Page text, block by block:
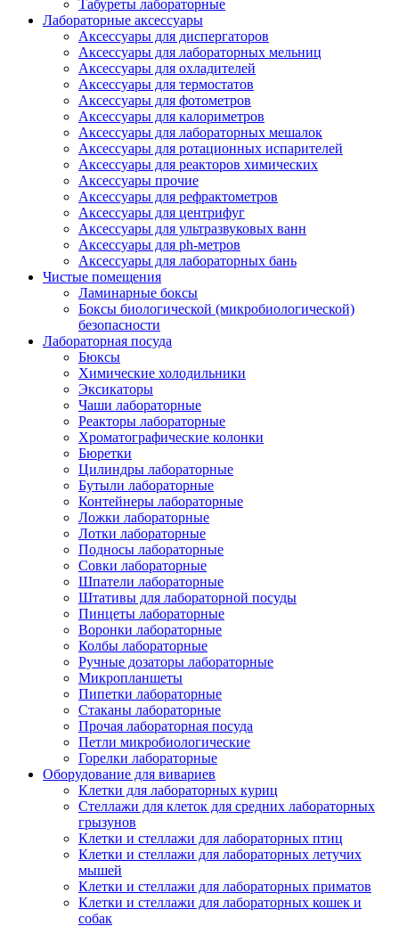
Табуреты лабораторные
Лабораторные аксессуары
Аксессуары для диспергаторов
Аксессуары для лабораторных мельниц
Аксессуары для охладителей
Аксессуары для термостатов
Аксессуары для фотометров
Аксессуары для калориметров
Аксессуары для лабораторных мешалок
Аксессуары для ротационных испарителей
Аксессуары для реакторов химических
Аксессуары прочие
Аксессуары для рефрактометров
Аксессуары для центрифуг
Аксессуары для ультразвуковых ванн
Аксессуары для ph-метров
Аксессуары для лабораторных бань
Чистые помещения
Ламинарные боксы
Боксы биологической (микробиологической)
безопасности
Лабораторная посуда
Бюксы
Химические холодильники
Эксикаторы
Чаши лабораторные
Реакторы лабораторные
Хроматографические колонки
Бюретки
Цилиндры лабораторные
Бутыли лабораторные
Контейнеры лабораторные
Ложки лабораторные
Лотки лабораторные
Подносы лабораторные
Совки лабораторные
Шпатели лабораторные
Штативы для лабораторной посуды
Пинцеты лабораторные
Воронки лабораторные
Колбы лабораторные
Ручные дозаторы лабораторные
Микропланшеты
Пипетки лабораторные
Стаканы лабораторные
Прочая лабораторная посуда
Петли микробиологические
Горелки лабораторные
Оборудование для вивариев
Клетки для лабораторных куриц
Стеллажи для клеток для средних лабораторных
грызунов
Клетки и стеллажи для лабораторных птиц
Клетки и стеллажи для лабораторных летучих
мышей
Клетки и стеллажи для лабораторных приматов
Клетки и стеллажи для лабораторных кошек и
собак